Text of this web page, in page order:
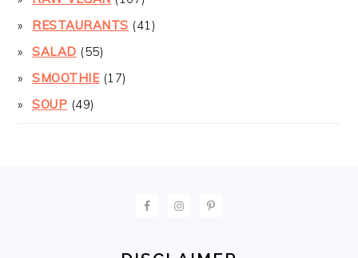
RESTAURANTS (41)
SALAD (55)
SMOOTHIE(17)
SOUP (49)